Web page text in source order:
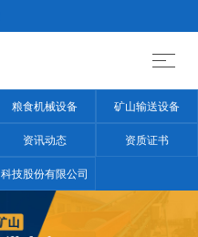
粮食机械设备 矿山输送设备
资讯动态 资质证书
科技股份有限公司